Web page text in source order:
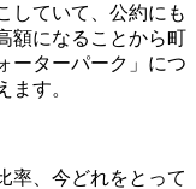
していて、公約にも
額になることから町
ーターパーク」につ
ます。
率、今どれをとって